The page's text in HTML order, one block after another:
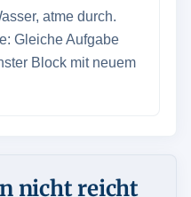
atme durch.
Gleiche Aufgabe
Block mit neuem
nicht reicht